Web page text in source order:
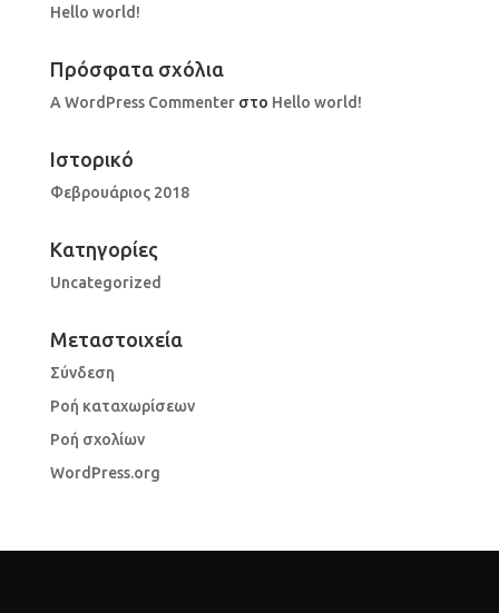
Hello world!
Πρόσφατα σχόλια
A WordPress Commenterστο Hello world!
Ιστορικό
Φεβρουάριος 2018
Kατηγορίες
Uncategorized
Μεταστοιχεία
Σύνδεση
Ροή καταχωρίσεων
Ροή σχολίων
WordPress.org